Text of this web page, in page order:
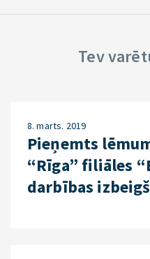
Tev
8. marts. 2019
Pieņemts
“Rīga” filiāles
darbības